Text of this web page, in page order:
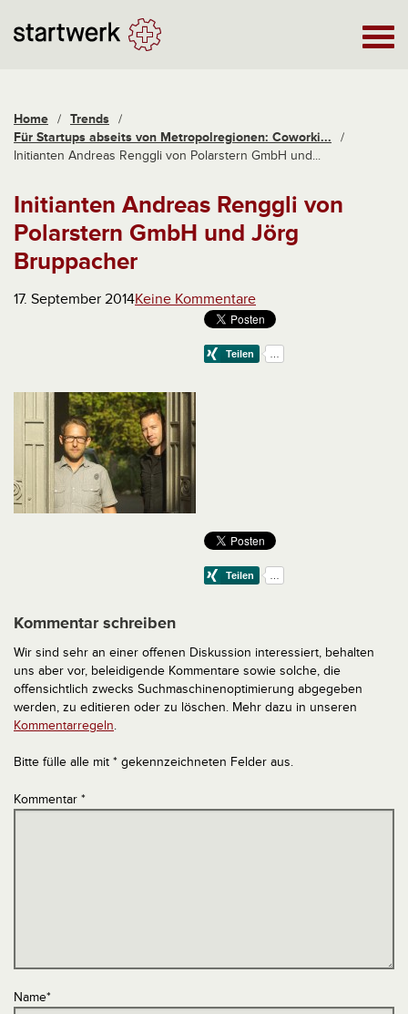
Home / Trends /
Für Startups abseits von Metropolregionen: Coworki...
/
Initianten Andreas Renggli von Polarstern GmbH und...
Initianten Andreas Renggli von
Polarstern GmbH und Jörg
Bruppacher
17. September 2014Keine Kommentare
Kommentar schreiben
Wir sind sehr an einer offenen Diskussion interessiert, behalten
uns aber vor, beleidigende Kommentare sowie solche, die
offensichtlich zwecks Suchmaschinenoptimierung abgegeben
werden, zu editieren oder zu löschen. Mehr dazu in unseren
Kommentarregeln.
Bitte fülle alle mit * gekennzeichneten Felder aus.
Kommentar *
Name*